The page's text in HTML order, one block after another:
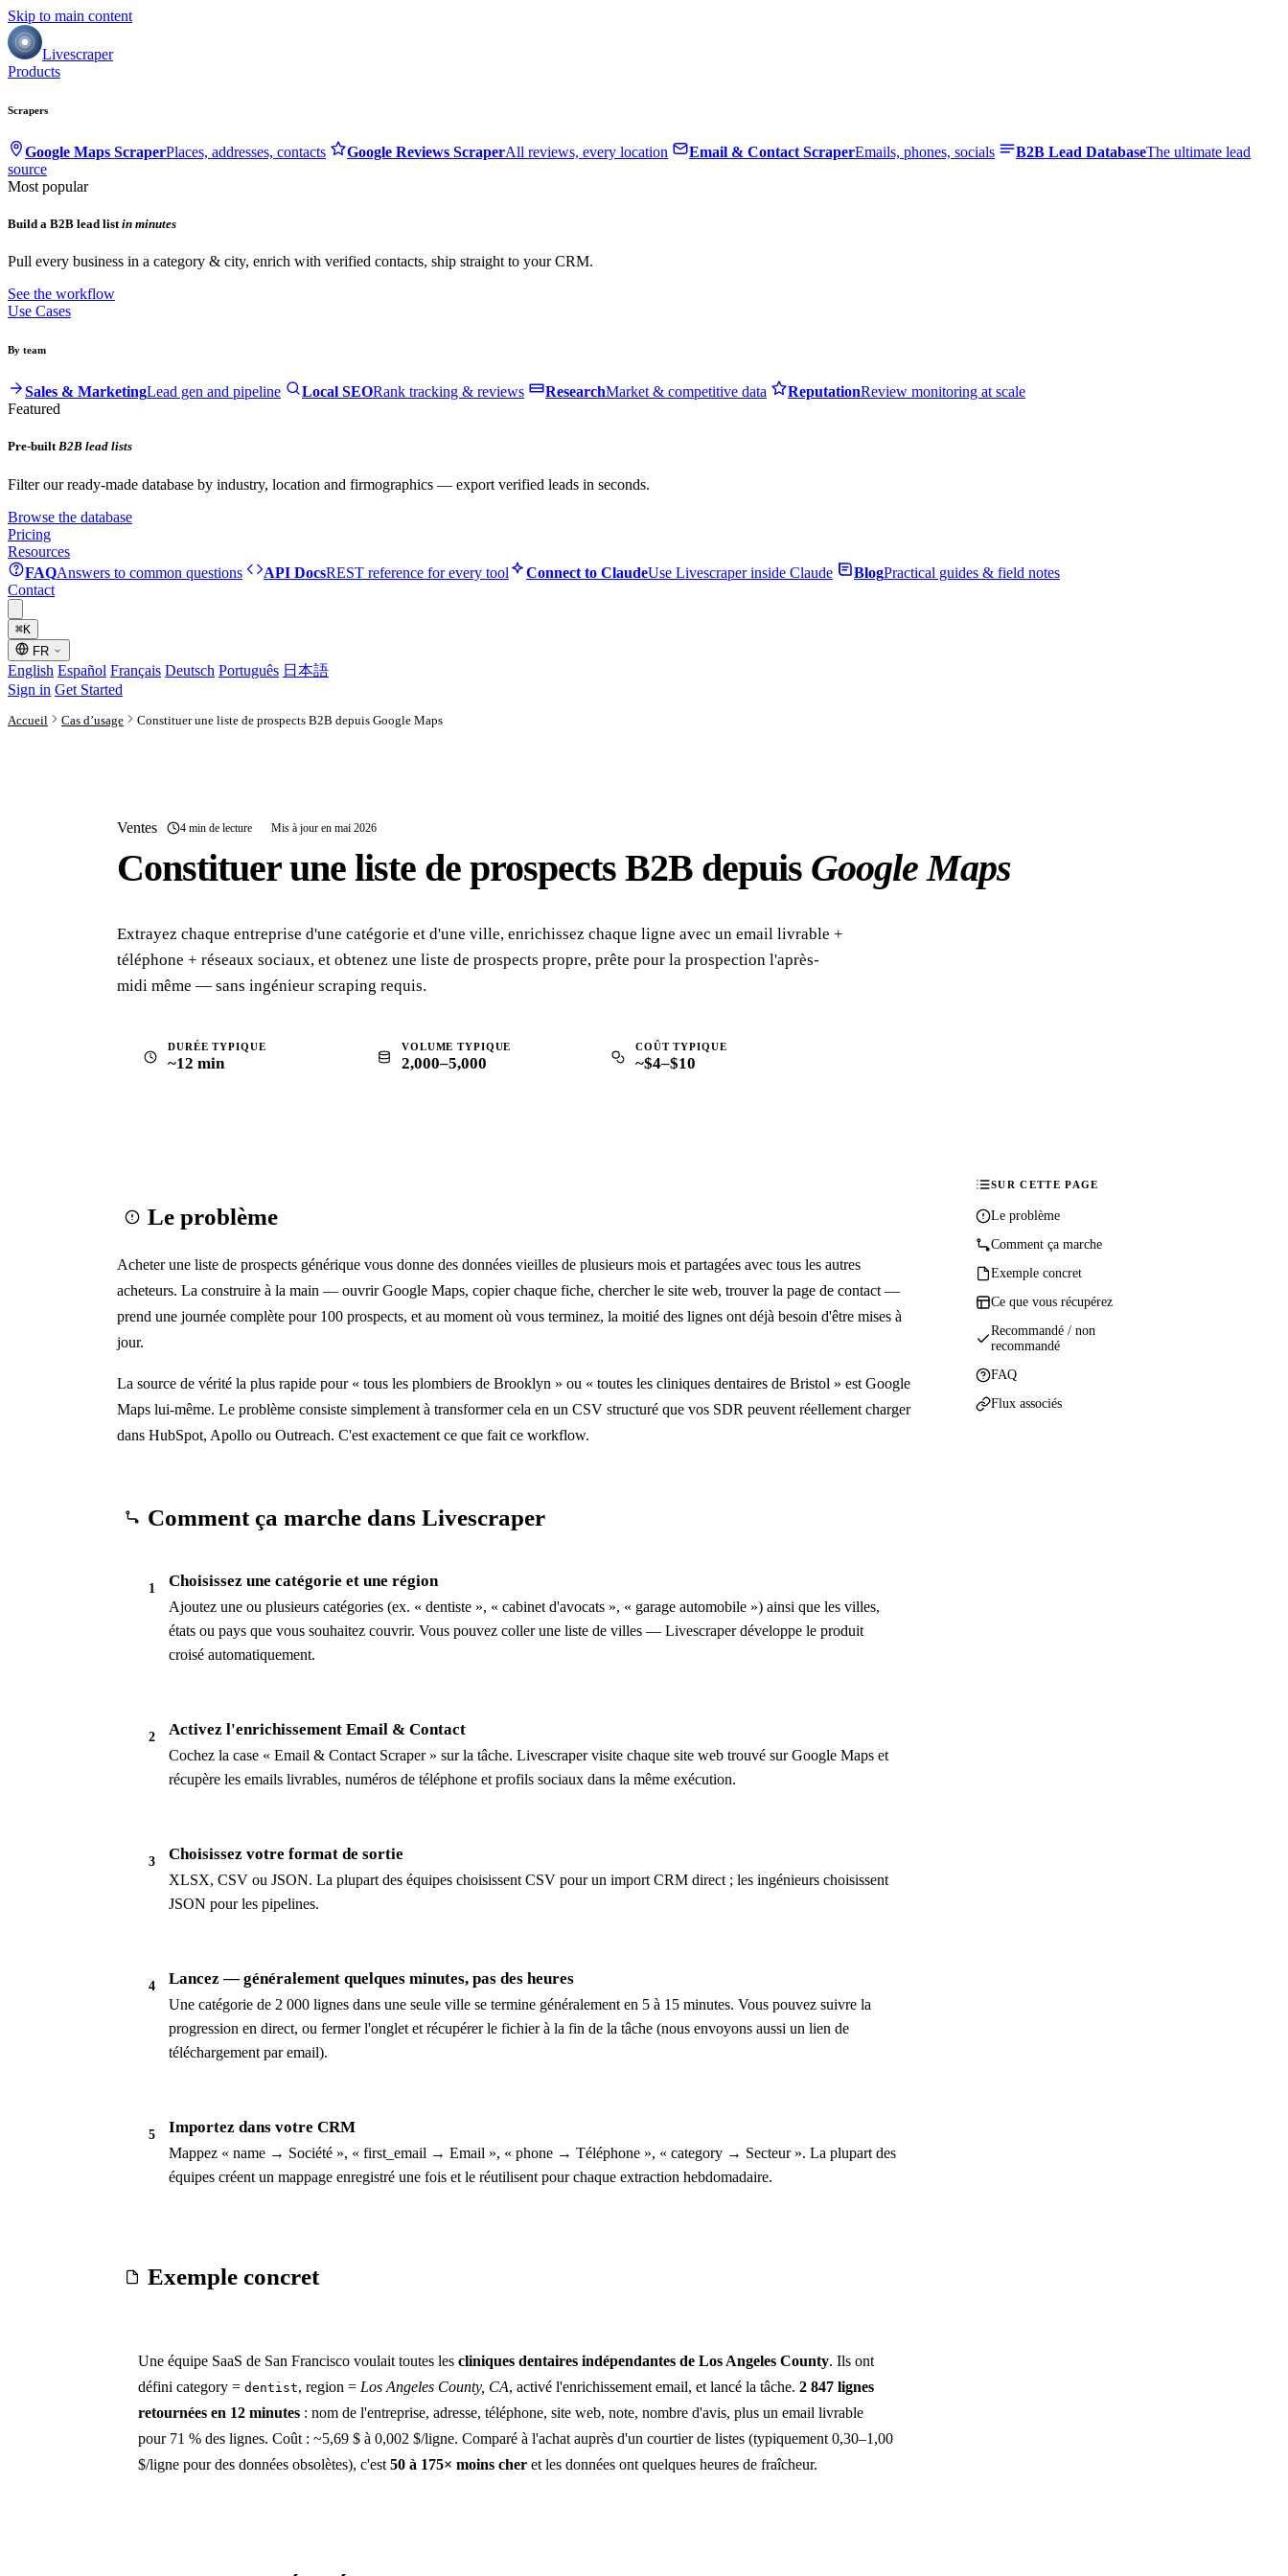
Skip to main content
Livescraper
Products
Scrapers
Google Maps ScraperPlaces, addresses, contacts Google Reviews ScraperAll reviews, every location Email & Contact ScraperEmails, phones, socials B2B Lead DatabaseThe ultimate lead
source
Most popular
Build a B2B lead listin minutes
Pull every business in a category & city, enrich with verified contacts, ship straight to your CRM.
See the workflow
Use Cases
By team
Sales & MarketingLead gen and pipeline Local SEORank tracking & reviews ResearchMarket & competitive data ReputationReview monitoring at scale
Featured
Pre-builtB2B lead lists
Filter our ready-made database by industry, location and firmographics — export verified leads in seconds.
Browse the database
Pricing
Resources
FAQAnswers to common questions API DocsREST reference for every tool Connect to ClaudeUse Livescraper inside Claude BlogPractical guides & field notes
Contact
⌘K
FR
English Español Français Deutsch Português 日本語
Sign in Get Started
Accueil Cas d’usage Constituer une liste de prospects B2B depuis Google Maps
Ventes 4 min de lecture Mis à jour en mai 2026
Constituer une liste de prospects B2B depuis Google Maps
Extrayez chaque entreprise d'une catégorie et d'une ville, enrichissez chaque ligne avec un email livrable +
téléphone + réseaux sociaux, et obtenez une liste de prospects propre, prête pour la prospection l'après-
midi même — sans ingénieur scraping requis.
DURÉE TYPIQUE
~12 min
VOLUME TYPIQUE
2,000–5,000
COÛT TYPIQUE
~$4–$10
Le problème
Acheter une liste de prospects générique vous donne des données vieilles de plusieurs mois et partagées avec tous les autres
acheteurs. La construire à la main — ouvrir Google Maps, copier chaque fiche, chercher le site web, trouver la page de contact —
prend une journée complète pour 100 prospects, et au moment où vous terminez, la moitié des lignes ont déjà besoin d'être mises à
jour.
La source de vérité la plus rapide pour « tous les plombiers de Brooklyn » ou « toutes les cliniques dentaires de Bristol » est Google
Maps lui-même. Le problème consiste simplement à transformer cela en un CSV structuré que vos SDR peuvent réellement charger
dans HubSpot, Apollo ou Outreach. C'est exactement ce que fait ce workflow.
Comment ça marche dans Livescraper
1 Choisissez une catégorie et une région
Ajoutez une ou plusieurs catégories (ex. « dentiste », « cabinet d'avocats », « garage automobile ») ainsi que les villes,
états ou pays que vous souhaitez couvrir. Vous pouvez coller une liste de villes — Livescraper développe le produit
croisé automatiquement.
2 Activez l'enrichissement Email & Contact
Cochez la case « Email & Contact Scraper » sur la tâche. Livescraper visite chaque site web trouvé sur Google Maps et
récupère les emails livrables, numéros de téléphone et profils sociaux dans la même exécution.
3 Choisissez votre format de sortie
XLSX, CSV ou JSON. La plupart des équipes choisissent CSV pour un import CRM direct ; les ingénieurs choisissent
JSON pour les pipelines.
4 Lancez — généralement quelques minutes, pas des heures
Une catégorie de 2 000 lignes dans une seule ville se termine généralement en 5 à 15 minutes. Vous pouvez suivre la
progression en direct, ou fermer l'onglet et récupérer le fichier à la fin de la tâche (nous envoyons aussi un lien de
téléchargement par email).
5 Importez dans votre CRM
Mappez « name → Société », « first_email → Email », « phone → Téléphone », « category → Secteur ». La plupart des
équipes créent un mappage enregistré une fois et le réutilisent pour chaque extraction hebdomadaire.
Exemple concret
Une équipe SaaS de San Francisco voulait toutes les cliniques dentaires indépendantes de Los Angeles County. Ils ont
défini category = dentist, region = Los Angeles County, CA, activé l'enrichissement email, et lancé la tâche. 2 847 lignes
retournées en 12 minutes : nom de l'entreprise, adresse, téléphone, site web, note, nombre d'avis, plus un email livrable
pour 71 % des lignes. Coût : ~5,69 $ à 0,002 $/ligne. Comparé à l'achat auprès d'un courtier de listes (typiquement 0,30–1,00
$/ligne pour des données obsolètes), c'est50 à 175× moins cher et les données ont quelques heures de fraîcheur.
SUR CETTE PAGE
Le problème
Comment ça marche
Exemple concret
Ce que vous récupérez
Recommandé / non
recommandé
FAQ
Flux associés